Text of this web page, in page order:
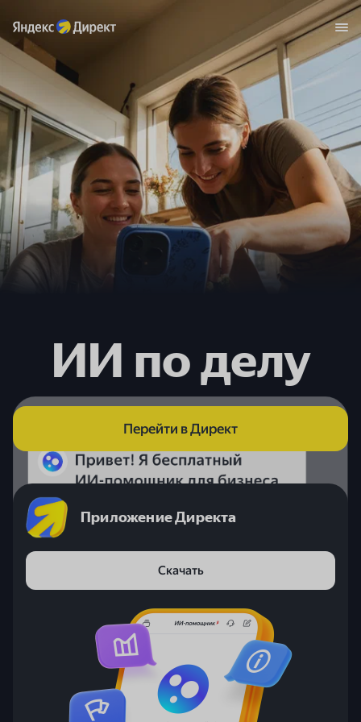
ИИ по делу
Перейти в Директ
Приложение Директа
Скачать